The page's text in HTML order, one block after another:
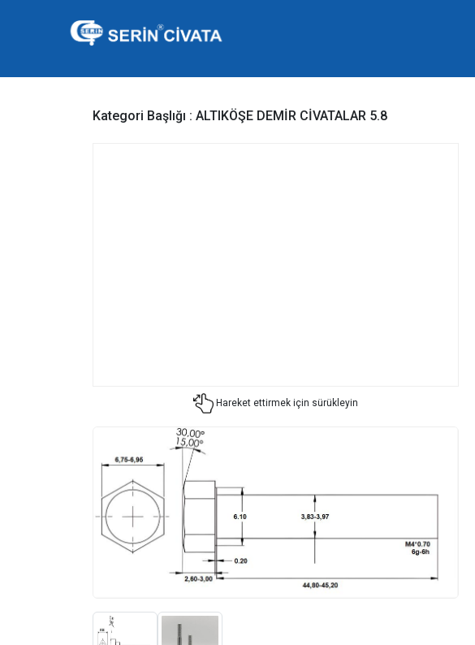
Kategori Başlığı : ALTIKÖŞE DEMİR CİVATALAR 5.8
Hareket ettirmek için sürükleyin